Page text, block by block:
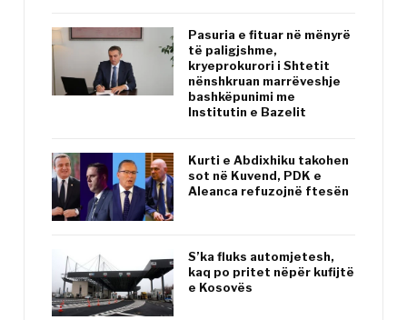
Pasuria e fituar në mënyrë
të paligjshme,
kryeprokurori i Shtetit
nënshkruan marrëveshje
bashkëpunimi me
Institutin e Bazelit
Kurti e Abdixhiku takohen
sot në Kuvend, PDK e
Aleanca refuzojnë ftesën
S’ka fluks automjetesh,
kaq po pritet nëpër kufijtë
e Kosovës